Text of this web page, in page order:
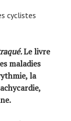
cyclistes
Le livre
maladies
la